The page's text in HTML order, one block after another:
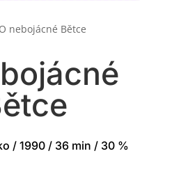
O nebojácné Bětce
/ 1990 / 36 min / 30 %